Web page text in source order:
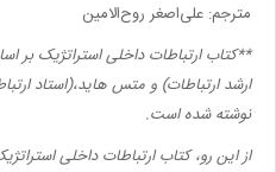
مترجم: علی‌اصغر روح‌الامین
**کتاب ارتباطات داخلی استراتژیک بر
ارشد ارتباطات) و متس هاید،(استاد
نوشته شده است.
از این رو، کتاب ارتباطات داخلی